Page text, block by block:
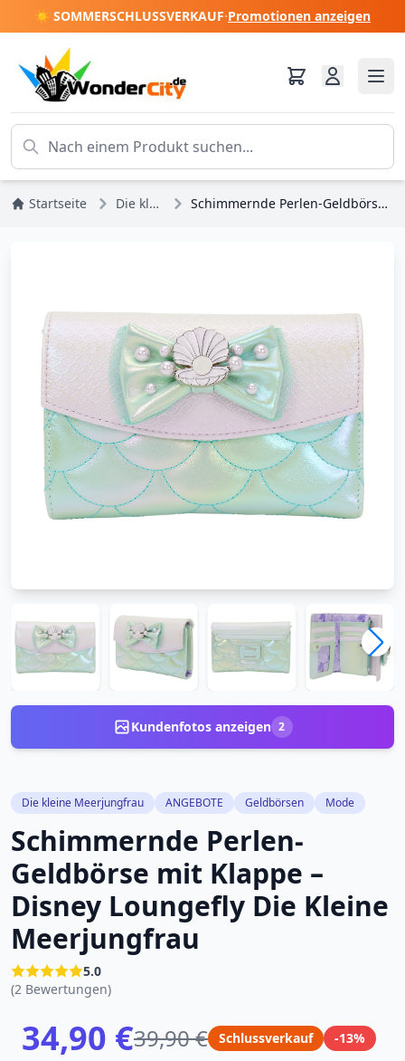
☀️ SOMMERSCHLUSSVERKAUF·Promotionen anzeigen
Startseite Die kleine Meerjungfrau Schimmernde Perlen-Geldbörse mit Klappe – Disney Loungefly Die Kleine Meerjungfrau
Kundenfotos anzeigen 2
Die kleine Meerjungfrau ANGEBOTE Geldbörsen Mode
Schimmernde Perlen-
Geldbörse mit Klappe –
Disney Loungefly Die Kleine
Meerjungfrau
5.0
(2 Bewertungen)
34,90 €39,90 € Schlussverkauf -13%